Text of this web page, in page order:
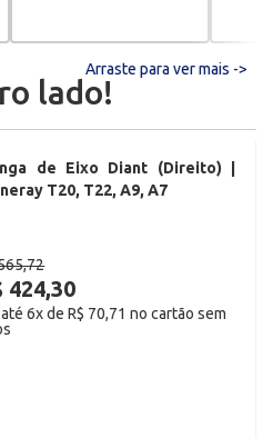
Arraste para ver mais ->
lado!
de Eixo Diant (Direito) |
T20, T22, A9, A7
424,30
6x de R$ 70,71 no cartão sem